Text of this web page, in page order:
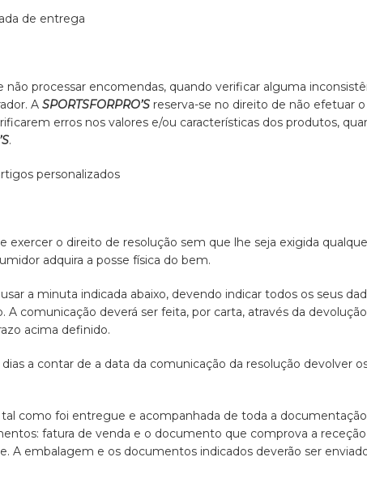
de entrega
não processar encomendas, quando verificar alguma
A SPORTSFORPRO’S reserva-se no direito de não efetuar
erros nos valores e/ou características dos produtos,
.
personalizados
exercer o direito de resolução sem que lhe seja exigida
adquira a posse física do bem.
a minuta indicada abaixo, devendo indicar todos os seus
A comunicação deverá ser feita, por carta, através da
acima definido.
a contar de a data da comunicação da resolução devolver
como foi entregue e acompanhada de toda a
fatura de venda e o documento que comprova a
A embalagem e os documentos indicados deverão ser